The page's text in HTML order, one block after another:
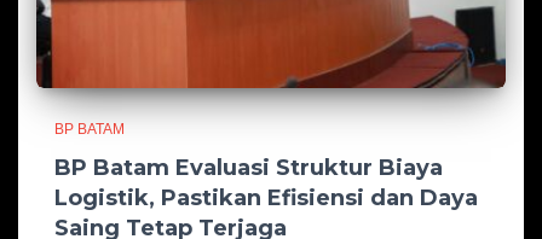
BP BATAM
BP Batam Evaluasi Struktur Biaya
Logistik, Pastikan Efisiensi dan Daya
Saing Tetap Terjaga